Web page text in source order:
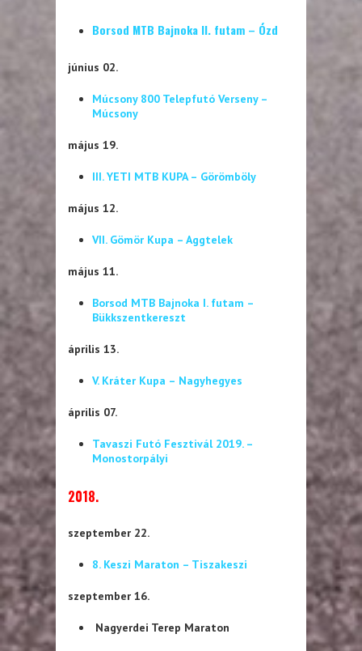
Borsod MTB Bajnoka II. futam – Ózd
június 02.
Múcsony 800 Telepfutó Verseny –
Múcsony
május 19.
III. YETI MTB KUPA – Görömböly
május 12.
VII. Gömör Kupa – Aggtelek
május 11.
Borsod MTB Bajnoka I. futam –
Bükkszentkereszt
április 13.
V. Kráter Kupa – Nagyhegyes
április 07.
Tavaszi Futó Fesztivál 2019. –
Monostorpályi
2018.
szeptember 22.
8. Keszi Maraton – Tiszakeszi
szeptember 16.
Nagyerdei Terep Maraton